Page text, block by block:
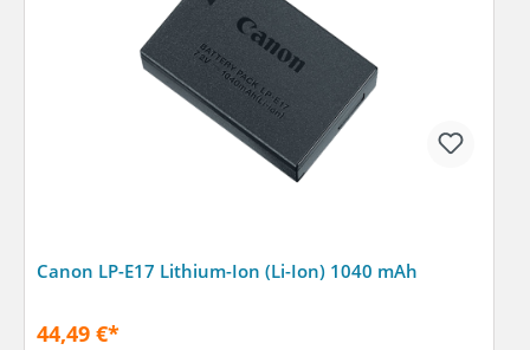
Canon LP-E17 Lithium-Ion (Li-Ion) 1040 mAh
44,49 €*